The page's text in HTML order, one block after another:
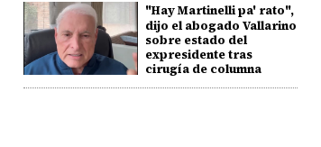
"Hay Martinelli pa' rato",
dijo el abogado Vallarino
sobre estado del
expresidente tras
cirugía de columna